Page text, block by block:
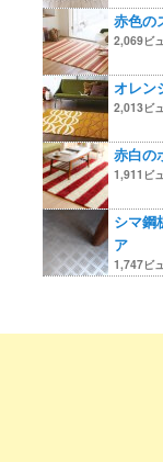
赤色の
2,069ビ
オレン
2,013ビ
赤白の
1,911ビ
シマ鋼
ア
1,747ビ